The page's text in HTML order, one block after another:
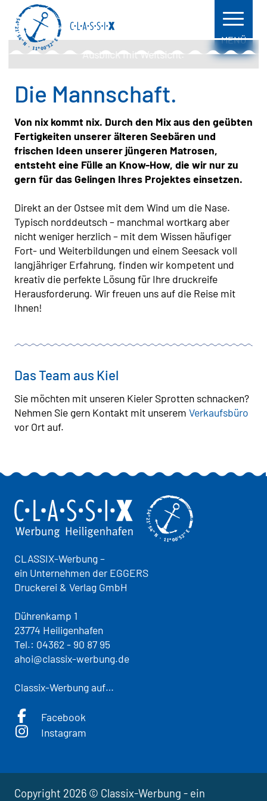
MENÜ
Ausblick mit Weitsicht.
Die Mannschaft.
Von nix kommt nix. Durch den Mix aus den geübten
Fertigkeiten unserer älteren Seebären und
frischen Ideen unserer jüngeren Matrosen,
entsteht eine Fülle an Know-How, die wir nur zu
gern für das Gelingen Ihres Projektes einsetzen.
Direkt an der Ostsee mit dem Wind um die Nase.
Typisch norddeutsch – manchmal wortkarg aber
nicht weniger herzlich – mit dem Wissen häufiger
Fort- und Weiterbildungen und einem Seesack voll
langjähriger Erfahrung, finden wir kompetent und
kreativ die perfekte Lösung für Ihre druckreife
Herausforderung. Wir freuen uns auf die Reise mit
Ihnen!
Das Team aus Kiel
Sie möchten mit unseren Kieler Sprotten schnacken?
Nehmen Sie gern Kontakt mit unserem Verkaufsbüro
vor Ort auf.
CLASSIX-Werbung –
ein Unternehmen der EGGERS
Druckerei & Verlag GmbH
Dührenkamp 1
23774 Heiligenhafen
Tel.: 04362 - 90 87 95
ahoi@classix-werbung.de
Classix-Werbung auf…
Facebook
Instagram
Copyright 2026 © Classix-Werbung - ein